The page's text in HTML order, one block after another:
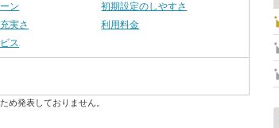
ン
初期設定のしやすさ
実さ
利用料金
ス
め発表しておりません。